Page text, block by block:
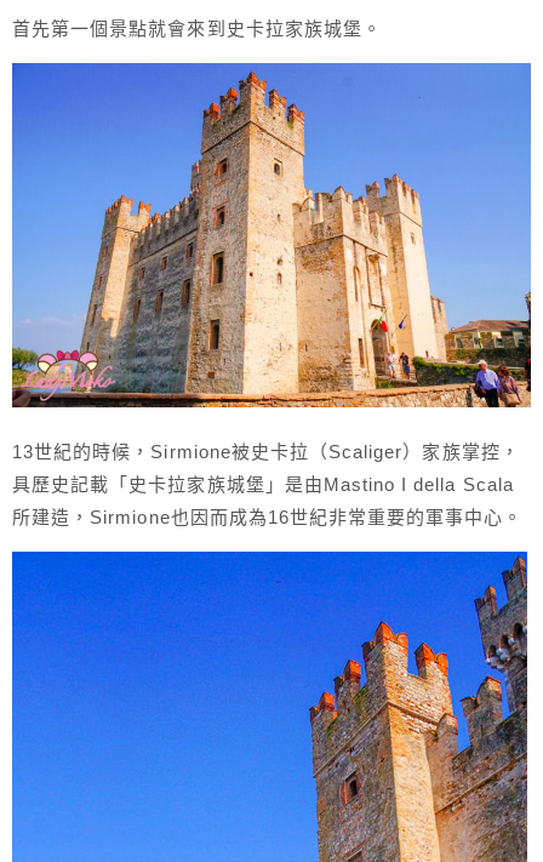
首先第一個景點就會來到史卡拉家族城堡。
13世紀的時候，Sirmione被史卡拉（Scaliger）家族掌控，
具歷史記載「史卡拉家族城堡」是由Mastino I della Scala
所建造，Sirmione也因而成為16世紀非常重要的軍事中心。